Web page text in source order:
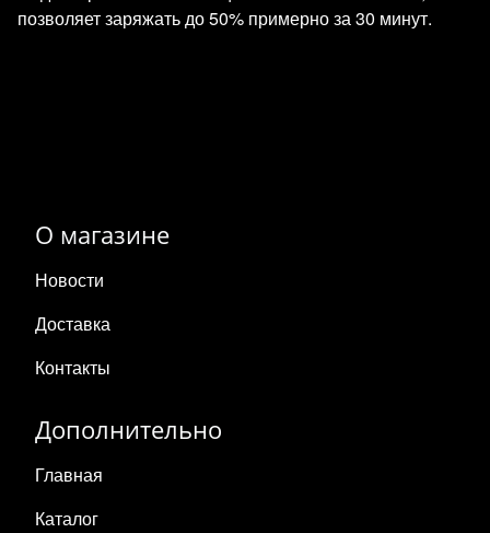
позволяет заряжать до 50% примерно за 30 минут.
О магазине
Новости
Доставка
Контакты
Дополнительно
Главная
Каталог